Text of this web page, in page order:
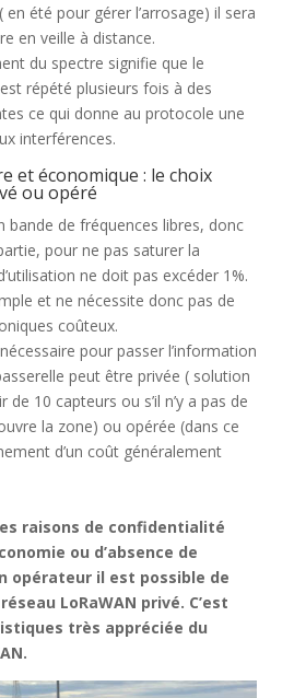
en été pour gérer l’arrosage) il sera
en veille à distance.
du spectre signifie que le
répété plusieurs fois à des
ce qui donne au protocole une
interférences.
et économique : le choix
ou opéré
bande de fréquences libres, donc
pour ne pas saturer la
ne doit pas excéder 1%.
et ne nécessite donc pas de
coûteux.
pour passer l’information
peut être privée ( solution
10 capteurs ou s’il n’y a pas de
la zone) ou opérée (dans ce
d’un coût généralement
raisons de confidentialité
ou d’absence de
opérateur il est possible de
LoRaWAN privé. C’est
très appréciée du